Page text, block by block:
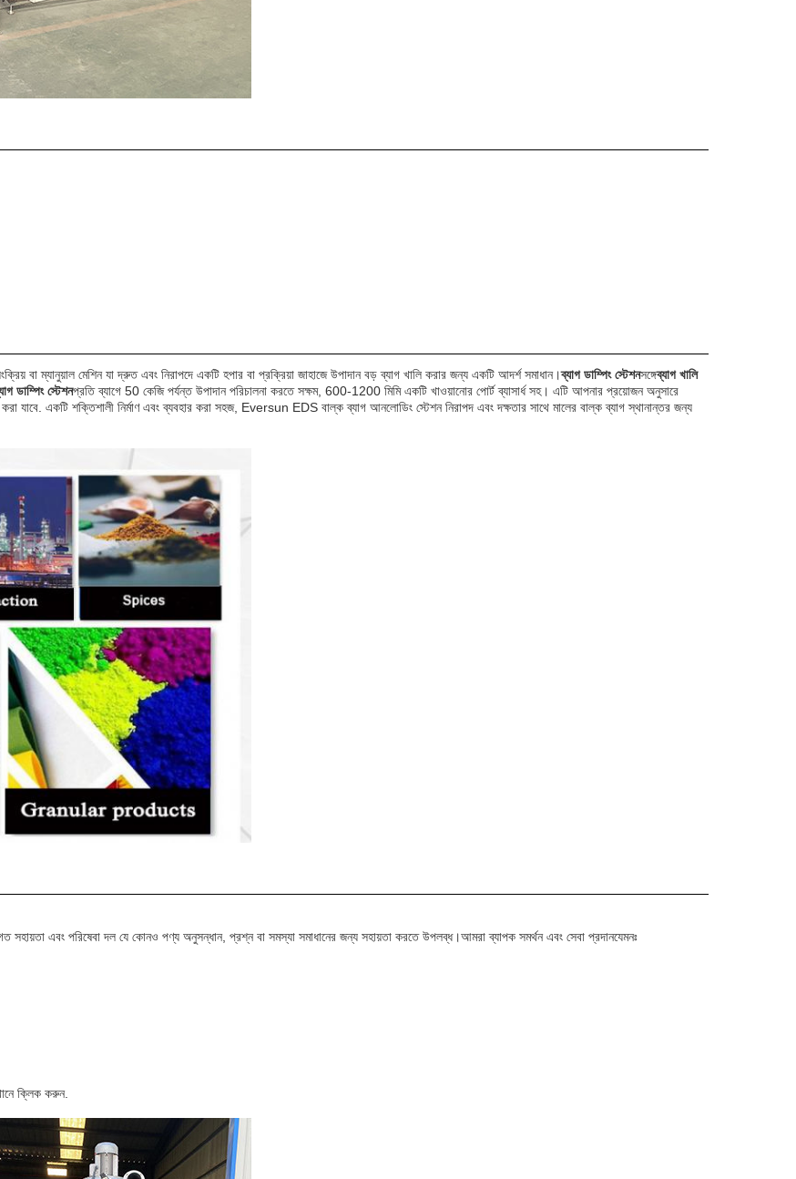
বা ম্যানুয়াল মেশিন যা দ্রুত এবং নিরাপদে একটি হপার বা প্রক্রিয়া জাহাজে উপাদান বড় ব্যাগ খালি করার জন্য একটি আদর্শ সমাধান।ব্যাগ ডাম্পিং স্টেশনসঙ্গেব্যাগ খালি
ডাম্পিং স্টেশনপ্রতি ব্যাগে 50 কেজি পর্যন্ত উপাদান পরিচালনা করতে সক্ষম, 600-1200 মিমি একটি খাওয়ানোর পোর্ট ব্যাসার্ধ সহ। এটি আপনার প্রয়োজন অনুসারে
যাবে. একটি শক্তিশালী নির্মাণ এবং ব্যবহার করা সহজ, Eversun EDS বাল্ক ব্যাগ আনলোডিং স্টেশন নিরাপদ এবং দক্ষতার সাথে মালের বাল্ক ব্যাগ স্থানান্তর জন্য
এবং পরিষেবা দল যে কোনও পণ্য অনুসন্ধান, প্রশ্ন বা সমস্যা সমাধানের জন্য সহায়তা করতে উপলব্ধ।আমরা ব্যাপক সমর্থন এবং সেবা প্রদানযেমনঃ
ক্লিক করুন.